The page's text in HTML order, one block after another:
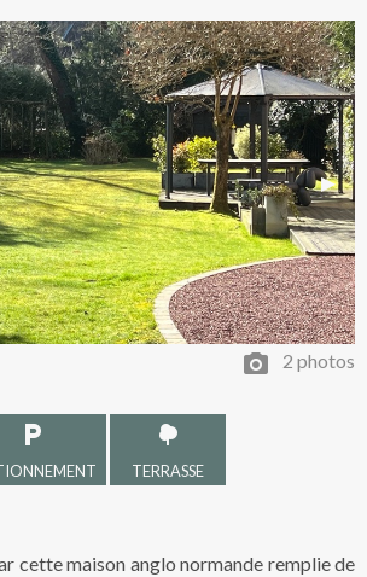
Next
▶︎
2 photos
TERRASSE
cette maison anglo normande remplie de